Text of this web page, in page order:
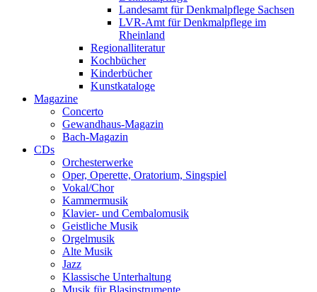
Landesamt für Denkmalpflege Sachsen
LVR-Amt für Denkmalpflege im
Rheinland
Regionalliteratur
Kochbücher
Kinderbücher
Kunstkataloge
Magazine
Concerto
Gewandhaus-Magazin
Bach-Magazin
CDs
Orchesterwerke
Oper, Operette, Oratorium, Singspiel
Vokal/Chor
Kammermusik
Klavier- und Cembalomusik
Geistliche Musik
Orgelmusik
Alte Musik
Jazz
Klassische Unterhaltung
Musik für Blasinstrumente